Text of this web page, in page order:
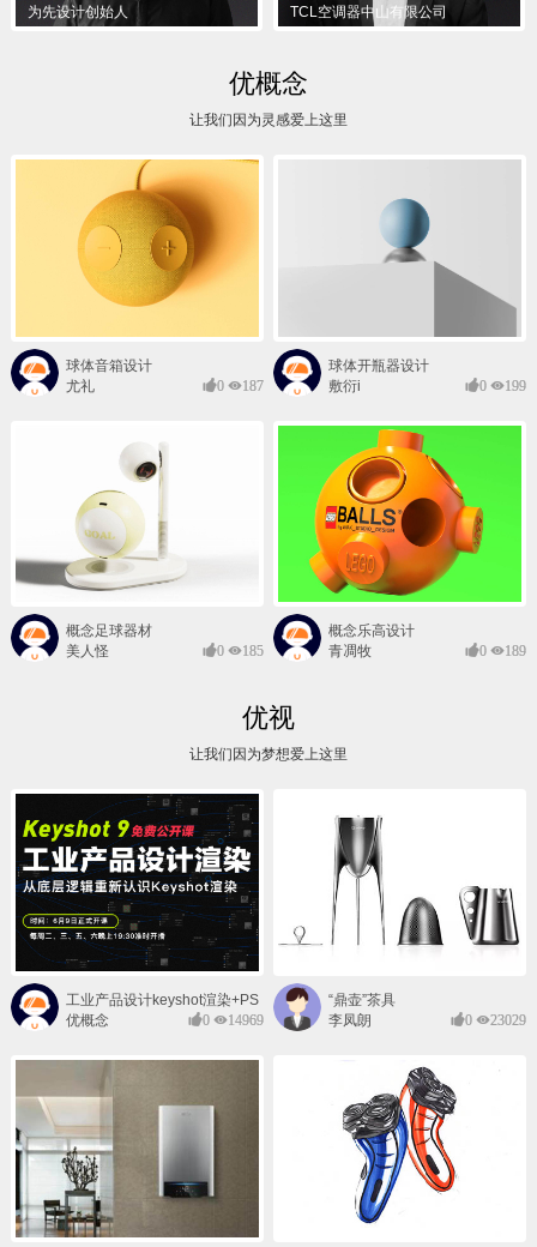
为先设计创始人 TCL空调器中山有限公司
优概念
让我们因为灵感爱上这里
球体音箱设计
尤礼
0 187
球体开瓶器设计
敷衍i
0 199
概念足球器材
美人怪
0 185
概念乐高设计
青凋牧
0 189
优视
让我们因为梦想爱上这里
工业产品设计keyshot渲染+PS
后期班
优概念 0 14969
“鼎壶”茶具
李凤朗
0 23029